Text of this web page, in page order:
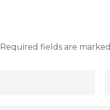
Required fields are marked